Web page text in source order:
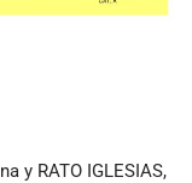
y RATO IGLESIAS,